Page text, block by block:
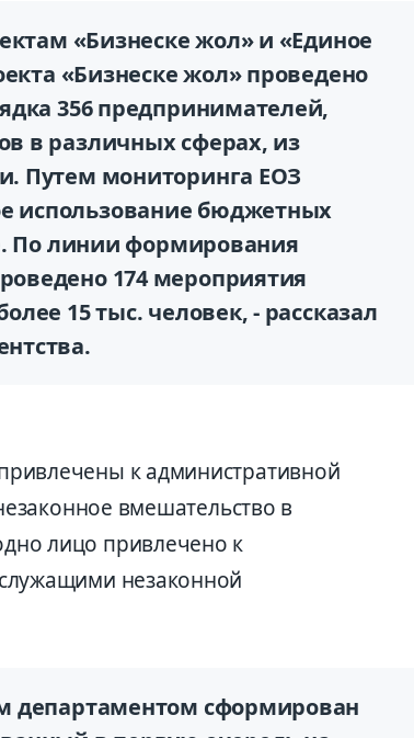
«Бизнеске жол» и «Единое
«Бизнеске жол» проведено
356 предпринимателей,
в различных сферах, из
Путем мониторинга ЕОЗ
использование бюджетных
По линии формирования
174 мероприятия
15 тыс. человек, - рассказал
к административной
вмешательство в
лицо привлечено к
незаконной
департаментом сформирован